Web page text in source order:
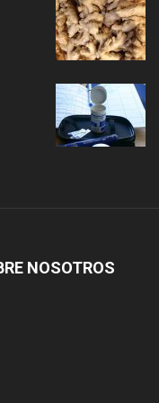
NOSOTROS